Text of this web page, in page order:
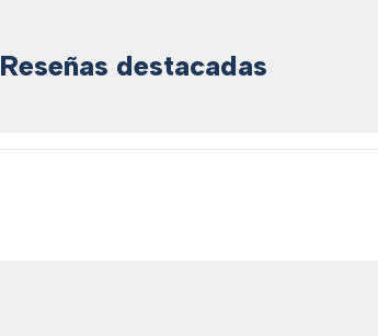
Reseñas destacadas